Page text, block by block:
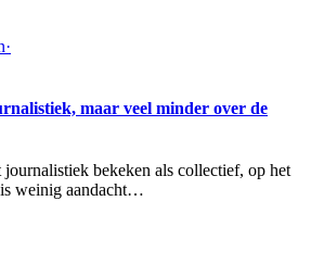
·
maar veel minder over de
bekeken als collectief, op het
weinig aandacht…